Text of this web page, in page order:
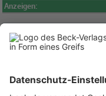
Anzeigen: